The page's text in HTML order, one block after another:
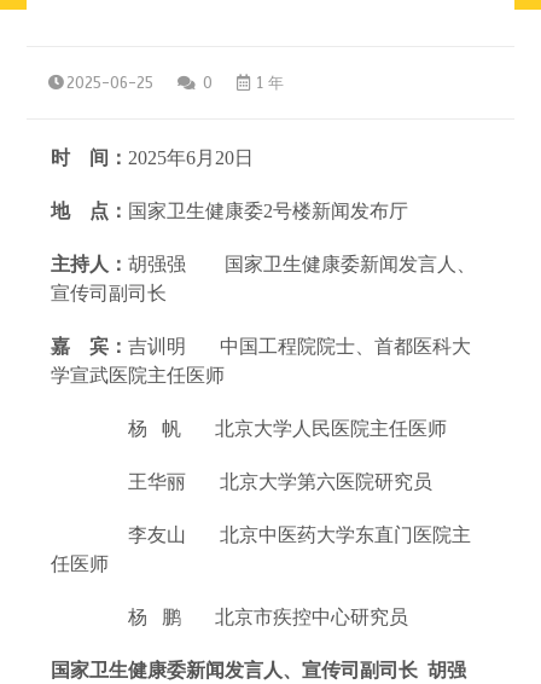
2025-06-25 0 1 年
时间： 2025年6月 20日
地点： 国家卫生健康委2号楼新闻发布厅
主持人：胡强强
国家卫生健康委新闻发言人、
宣传司副司长
嘉 宾：吉训明
中国工程院院士、首都医科大
学宣武医院主任医师
杨 帆 北京大学人民医院主任医师
王华丽 北京大学第六医院研究员
李友山
北京中医药大学东直门医院主
任医师
杨 鹏 北京市疾控中心研究员
国家卫生健康委新闻发言人、宣传司副司长 胡强